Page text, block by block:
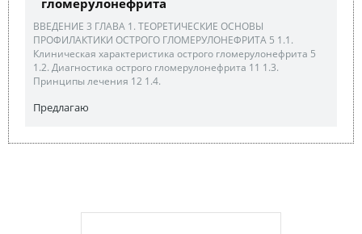
ВВЕДЕНИЕ 3 ГЛАВА 1. ТЕОРЕТИЧЕСКИЕ ОСНОВЫ
ПРОФИЛАКТИКИ ОСТРОГО ГЛОМЕРУЛОНЕФРИТА 5 1.1.
Клиническая характеристика острого гломерулонефрита 5
1.2. Диагностика острого гломерулонефрита 11 1.3.
Принципы лечения 12 1.4.
Предлагаю